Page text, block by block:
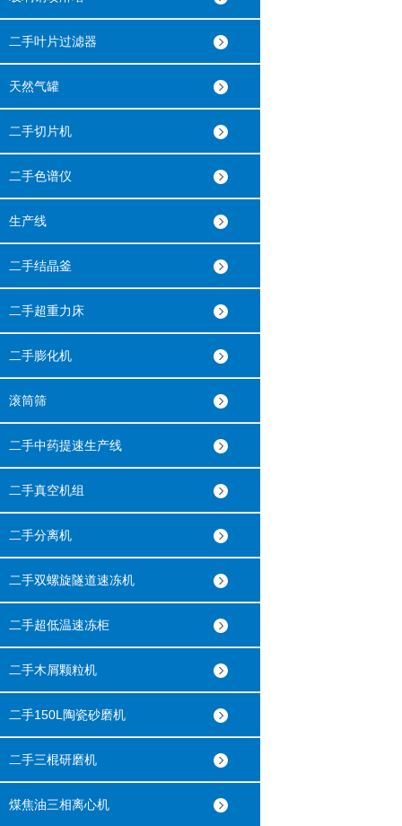
二手叶片过滤器
天然气罐
二手切片机
二手色谱仪
生产线
二手结晶釜
二手超重力床
二手膨化机
滚筒筛
二手中药提速生产线
二手真空机组
二手分离机
二手双螺旋隧道速冻机
二手超低温速冻柜
二手木屑颗粒机
二手150L陶瓷砂磨机
二手三棍研磨机
煤焦油三相离心机